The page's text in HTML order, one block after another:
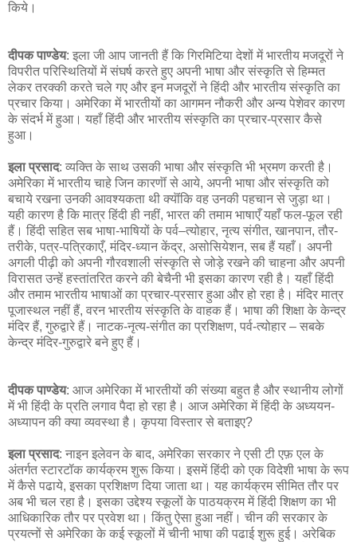
किये।
दीपक पाण्डेय: इला जी आप जानती हैं कि गिरमिटिया देशों में भारतीय मजदूरों ने
विपरीत परिस्थितियों में संघर्ष करते हुए अपनी भाषा और संस्कृति से हिम्मत
लेकर तरक्की करते चले गए और इन मजदूरों ने हिंदी और भारतीय संस्कृति का
प्रचार किया। अमेरिका में भारतीयों का आगमन नौकरी और अन्य पेशेवर कारण
के संदर्भ में हुआ। यहाँ हिंदी और भारतीय संस्कृति का प्रचार-प्रसार कैसे
हुआ।
इला प्रसाद: व्यक्ति के साथ उसकी भाषा और संस्कृति भी भ्रमण करती है।
अमेरिका में भारतीय चाहे जिन कारणॊं से आये, अपनी भाषा और संस्कृति को
बचाये रखना उनकी आवश्यकता थी क्यॊंकि वह उनकी पहचान से जुड़ा था।
यही कारण है कि मात्र हिंदी ही नहीं, भारत की तमाम भाषाएँ यहाँ फल-फूल रही
हैं। हिंदी सहित सब भाषा-भाषियों के पर्व–त्योहार, नृत्य संगीत, खानपान, तौर-
तरीके, पत्र-पत्रिकाएँ, मंदिर-ध्यान केंद्र, असोसियेशन, सब हैं यहाँ। अपनी
अगली पीढ़ी को अपनी गौरवशाली संस्कृति से जोड़े रखने की चाहना और अपनी
विरासत उन्हें हस्तांतरित करने की बेचैनी भी इसका कारण रही है। यहाँ हिंदी
और तमाम भारतीय भाषाओं का प्रचार-प्रसार हुआ और हो रहा है। मंदिर मात्र
पूजास्थल नहीं हैं, वरन भारतीय संस्कृति के वाहक हैं। भाषा की शिक्षा के केन्द्र
मंदिर हैं, गुरुद्वारे हैं। नाटक-नृत्य-संगीत का प्रशिक्षण, पर्व-त्योहार – सबके
केन्द्र मंदिर-गुरुद्वारे बने हुए हैं।
दीपक पाण्डेय: आज अमेरिका में भारतीयों की संख्या बहुत है और स्थानीय लोगों
में भी हिंदी के प्रति लगाव पैदा हो रहा है। आज अमेरिका में हिंदी के अध्ययन-
अध्यापन की क्या व्यवस्था है। कृपया विस्तार से बताइए?
इला प्रसाद: नाइन इलेवन के बाद, अमेरिका सरकार ने एसी टी एफ़ एल के
अंतर्गत स्टारटॉक कार्यक्रम शुरू किया। इसमें हिंदी को एक विदेशी भाषा के रूप
में कैसे पढाये, इसका प्रशिक्षण दिया जाता था। यह कार्यक्रम सीमित तौर पर
अब भी चल रहा है। इसका उद्देश्य स्कूलों के पाठयक्रम में हिंदी शिक्षण का भी
आधिकारिक तौर पर प्रवेश था। किंतु ऐसा हुआ नहीं। चीन की सरकार के
प्रयत्नों से अमेरिका के कई स्कूलों में चीनी भाषा की पढाई शुरू हुई। अरेबिक